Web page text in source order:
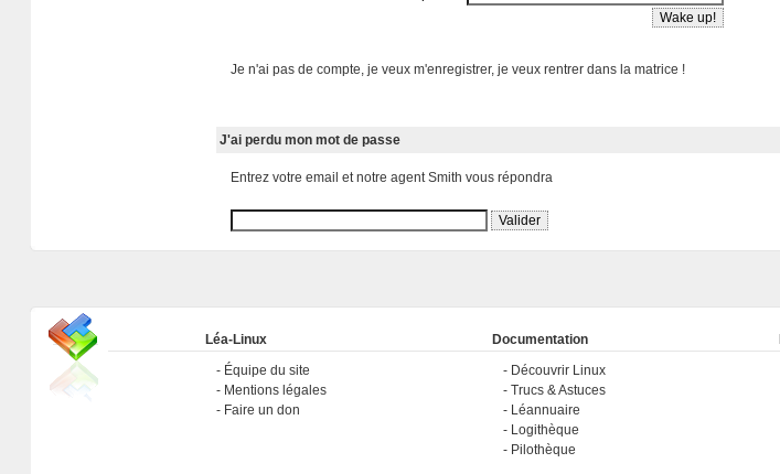
Je n'ai pas de compte, je veux m'enregistrer, je veux rentrer dans la matrice !
J'ai perdu mon mot de passe
Entrez votre email et notre agent Smith vous répondra
Léa-Linux
Équipe du site
Mentions légales
Faire un don
Documentation
Découvrir Linux
Trucs & Astuces
Léannuaire
Logithèque
Pilothèque